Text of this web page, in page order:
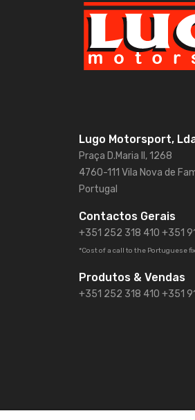
Lugo Motorsport,
Praça D.Maria II, 1268
4760-111 Vila Nova de
Portugal
Contactos Gerais
+351 252 318 410 +351
*Cost of a call to the Portuguese
Produtos & Vendas
+351 252 318 410 +351